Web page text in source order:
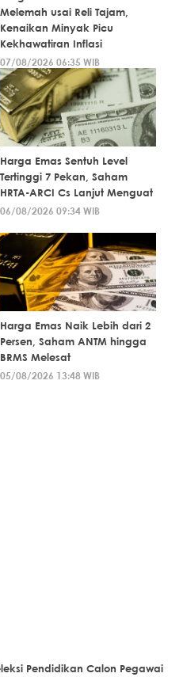
Melemah usai Reli Tajam,
Kenaikan Minyak Picu
Kekhawatiran Inflasi
07/08/2026 06:35 WIB
Harga Emas Sentuh Level
Tertinggi 7 Pekan, Saham
HRTA-ARCI Cs Lanjut Menguat
06/08/2026 09:34 WIB
Harga Emas Naik Lebih dari 2
Persen, Saham ANTM hingga
BRMS Melesat
05/08/2026 13:48 WIB
Pendidikan Calon Pegawai